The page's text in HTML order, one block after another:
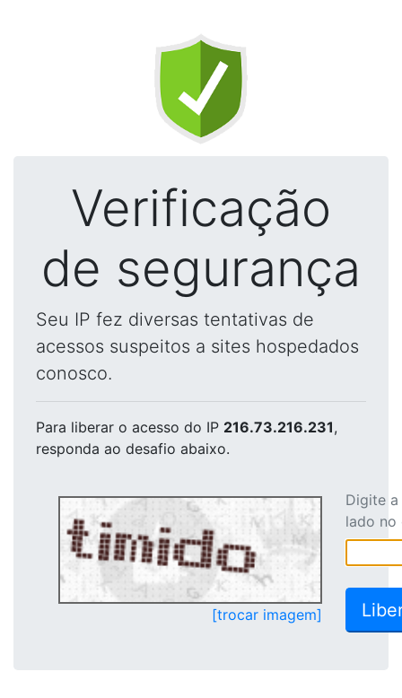
Verificação
de segurança
Seu IP fez diversas tentativas de
acessos suspeitos a sites hospedados
conosco.
Para liberar o acesso do IP 216.73.216.231,
responda ao desafio abaixo.
[trocar imagem]
Digite
lado no